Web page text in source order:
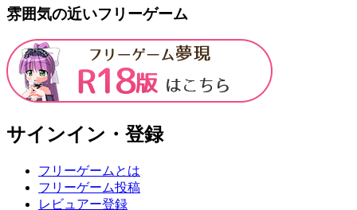
雰囲気の近いフリーゲーム
サインイン・登録
フリーゲームとは
フリーゲーム投稿
レビュアー登録